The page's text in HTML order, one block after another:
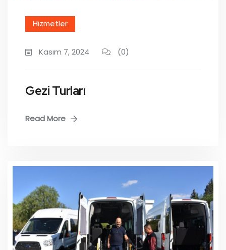
Hizmetler
Kasım 7, 2024 (0)
Gezi Turları
Read More